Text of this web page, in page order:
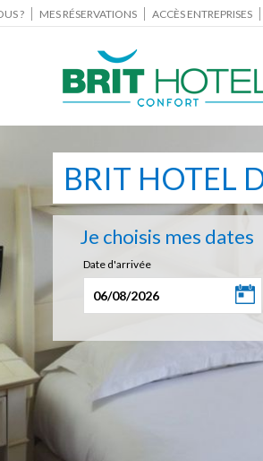
? MES RÉSERVATIONS ACCÈS ENTREPRISES
Je choisis mes dates
Date d'arrivée
BRIT HOTEL